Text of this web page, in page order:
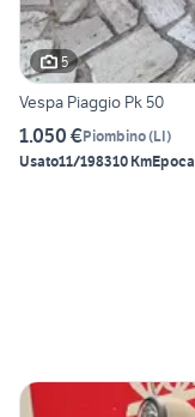
5
Vespa Piaggio Pk 50
1.050 €Piombino(LI)
Usato11/198310 KmEpoca